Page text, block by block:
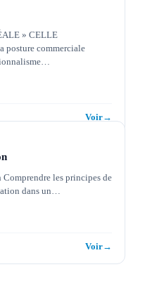
» CELLE
posture commerciale
Voir→
les principes de
dans un…
Voir→